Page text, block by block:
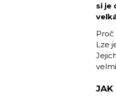
si je
Proč
Lze
JAK